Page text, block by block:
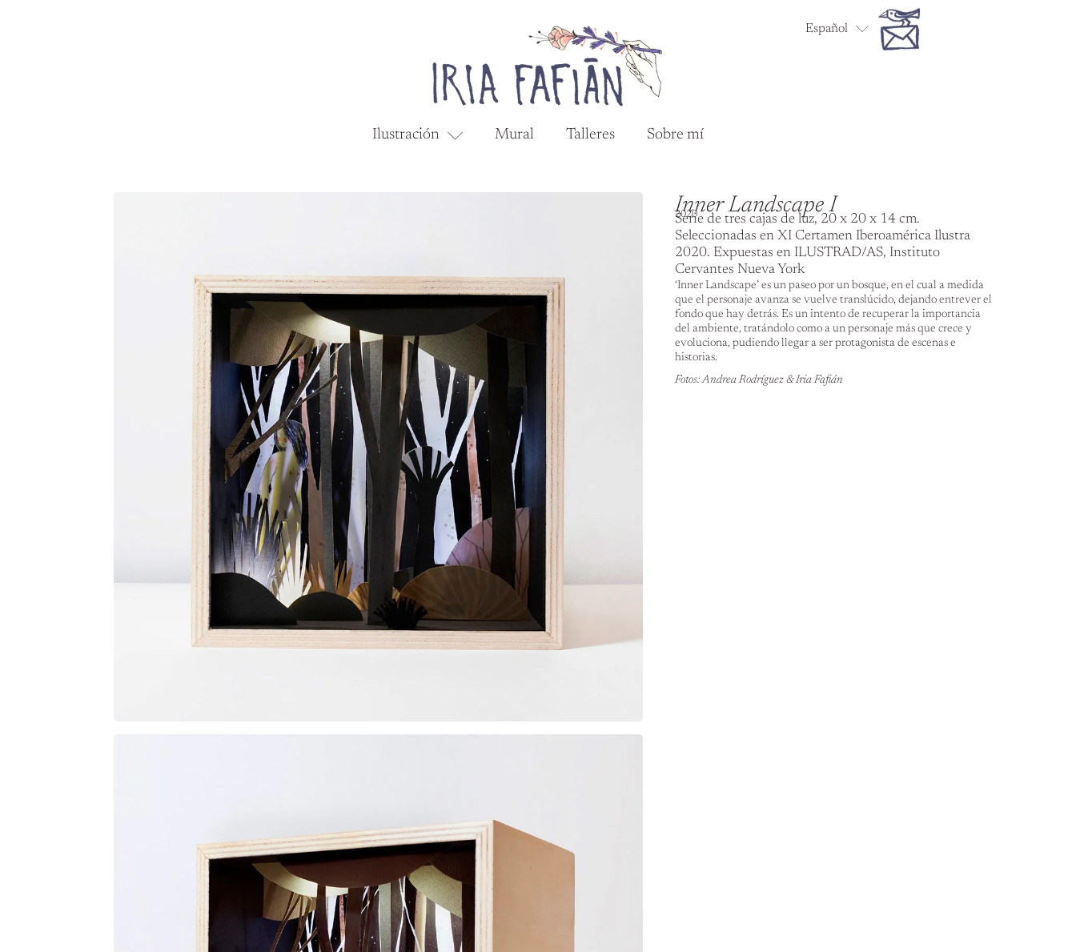
Ilustración Mural Talleres Sobre mí
Español
English
Inner Landscape I
2020
Serie de tres cajas de luz, 20 x 20 x 14 cm.
Seleccionadas en XI Certamen Iberoamérica Ilustra
2020. Expuestas en ILUSTRAD/AS, Instituto
Cervantes Nueva York
‘Inner Landscape’ es un paseo por un bosque, en el cual a medida
que el personaje avanza se vuelve translúcido, dejando entrever el
fondo que hay detrás. Es un intento de recuperar la importancia
del ambiente, tratándolo como a un personaje más que crece y
evoluciona, pudiendo llegar a ser protagonista de escenas e
historias.
Fotos: Andrea Rodríguez & Iria Fafián